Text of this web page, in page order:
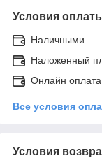
Условия
Наличными
Наложенный
Онлайн оплата
Все условия
Условия